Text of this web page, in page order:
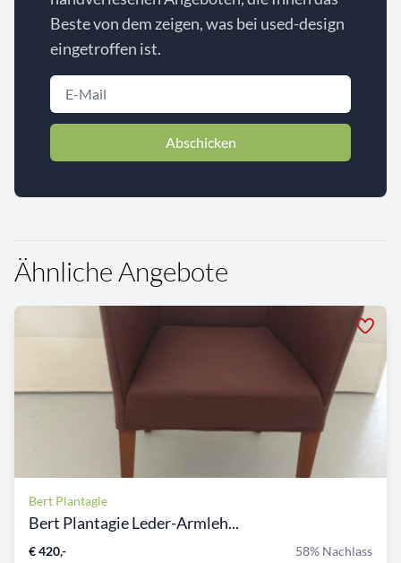
Beste von dem zeigen, was bei used-design
eingetroffen ist.
Abschicken
Ähnliche Angebote
Bert Plantagie
Bert Plantagie Leder-Armleh...
€ 420,- 58% Nachlass